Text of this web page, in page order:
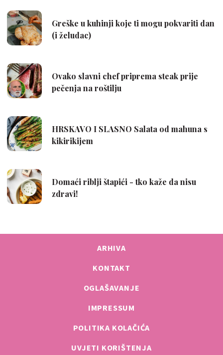
ARHIVA
KONTAKT
OGLAŠAVANJE
IMPRESSUM
POLITIKA KOLAČIĆA
UVJETI KORIŠTENJA